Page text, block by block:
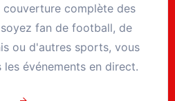
complète des
fan de football, de
ou d'autres sports, vous
événements en direct.